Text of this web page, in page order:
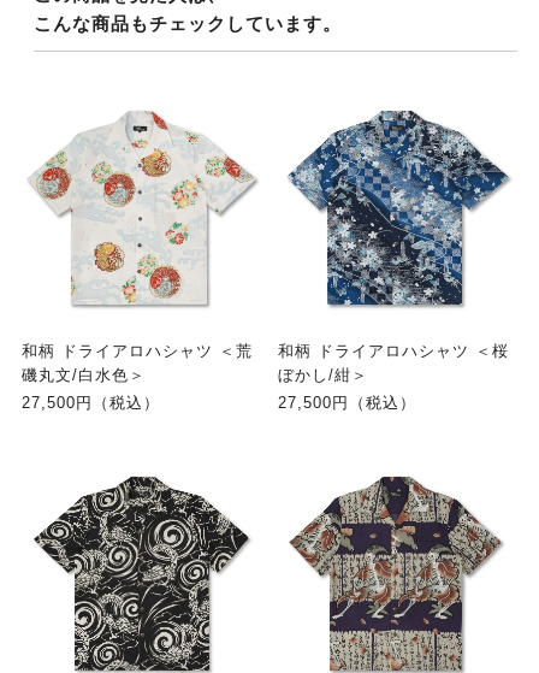
こんな商品もチェックしています。
和柄 ドライアロハシャツ ＜荒
磯丸文/白水色＞
27,500円（税込）
和柄 ドライアロハシャツ ＜桜
ぼかし/紺＞
27,500円（税込）